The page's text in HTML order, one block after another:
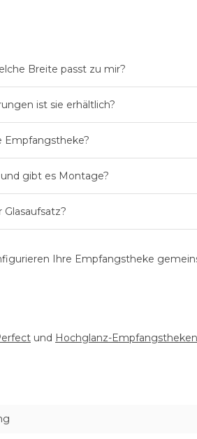
Breite passt zu mir?
ist sie erhältlich?
Empfangstheke?
gibt es Montage?
Ihre Empfangstheke
und Hochglanz-Empfangstheken